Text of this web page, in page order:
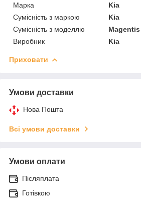
Марка
Kia
Сумісність з маркою
Kia
Сумісність з моделлю
Magentis
Виробник
Kia
Приховати
Умови доставки
Нова Пошта
Всі умови доставки
Умови оплати
Післяплата
Готівкою